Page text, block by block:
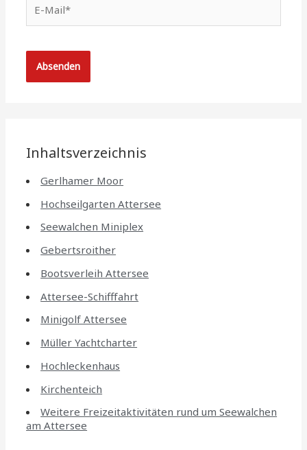
Mail*
Inhaltsverzeichnis
Gerlhamer Moor
Hochseilgarten Attersee
Seewalchen Miniplex
Gebertsroither
Bootsverleih Attersee
Attersee-Schifffahrt
Minigolf Attersee
Müller Yachtcharter
Hochleckenhaus
Kirchenteich
Weitere Freizeitaktivitäten rund um Seewalchen
am Attersee